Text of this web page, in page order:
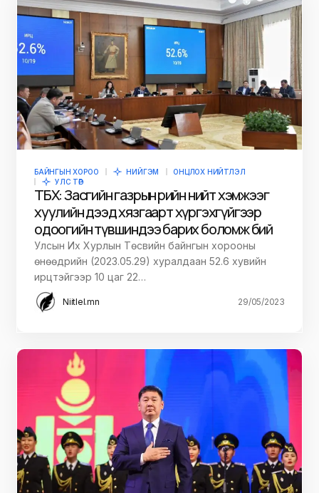
БАЙНГЫН ХОРОО НИЙГЭМ
ОНЦЛОХ НИЙТЛЭЛ
УЛС ТӨР
ТБХ: Засгийн газрын өрийн нийт хэмжээг
хуулийн дээд хязгаарт хүргэхгүйгээр
одоогийн түвшиндээ барих боломж бий
Улсын Их Хурлын Төсвийн байнгын хорооны
өнөөдрийн (2023.05.29) хуралдаан 52.6 хувийн
ирцтэйгээр 10 цаг 22…
Niitlel.mn 29/05/2023